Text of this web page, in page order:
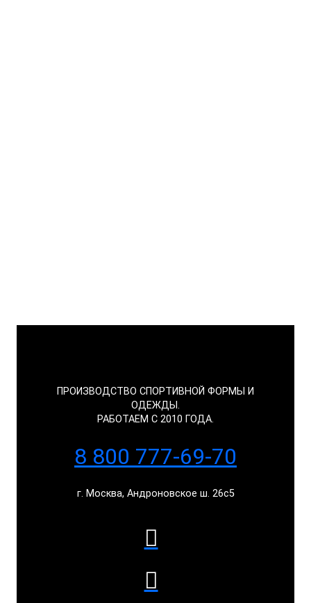
ПРОИЗВОДСТВО СПОРТИВНОЙ ФОРМЫ И
ОДЕЖДЫ.
РАБОТАЕМ С 2010 ГОДА.
8 800 777-69-70
г. Москва, Андроновское ш. 26с5